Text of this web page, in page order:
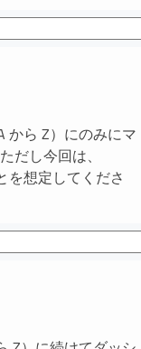
から Z）にのみにマ
だし今回は、
を想定してくださ